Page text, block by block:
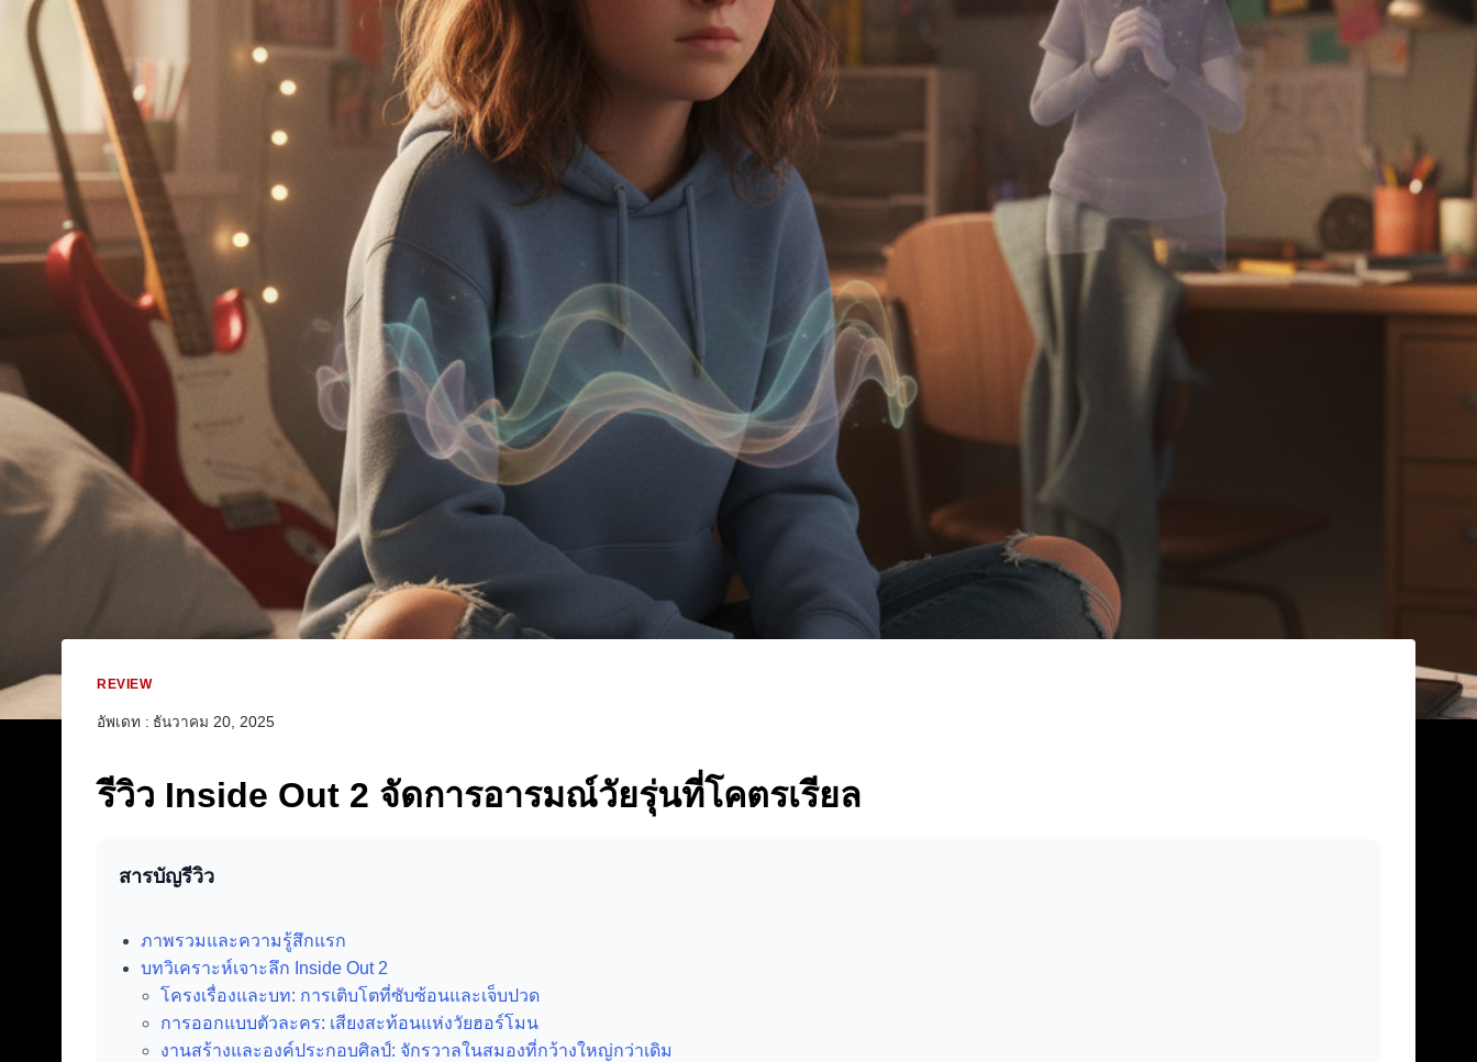
REVIEW
อัพเดท : ธันวาคม 20, 2025
รีวิว Inside Out 2 จัดการอารมณ์วัยรุ่นที่โคตรเรียล
สารบัญรีวิว
ภาพรวมและความรู้สึกแรก
บทวิเคราะห์เจาะลึก Inside Out 2
โครงเรื่องและบท: การเติบโตที่ซับซ้อนและเจ็บปวด
การออกแบบตัวละคร: เสียงสะท้อนแห่งวัยฮอร์โมน
งานสร้างและองค์ประกอบศิลป์: จักรวาลในสมองที่กว้างใหญ่กว่าเดิม